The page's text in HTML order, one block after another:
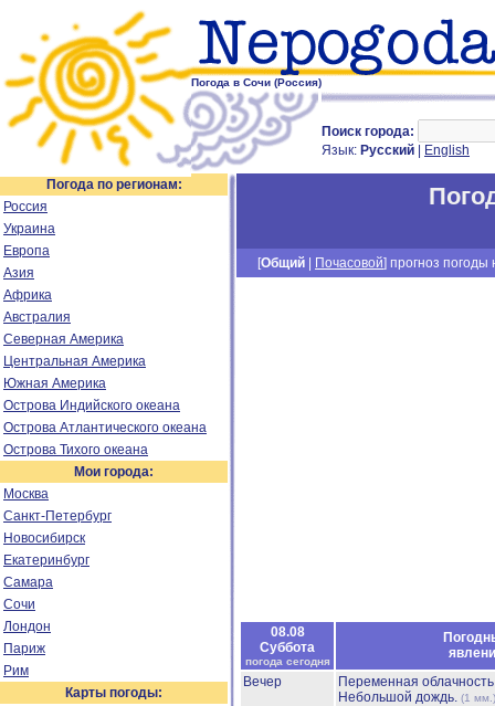
Погода в Сочи (Россия)
Поиск города:
Язык: Русский English
Погода по регионам:
Россия
Украина
Европа
Азия
Африка
Австралия
Северная Америка
Центральная Америка
Южная Америка
Острова Индийского океана
Острова Атлантического океана
Острова Тихого океана
Мои города:
Москва
Санкт-Петербург
Новосибирск
Екатеринбург
Самара
Сочи
Лондон
Париж
Рим
Карты погоды:
[Общий Почасовой] прогноз погоды
08.08
Суббота
погода сегодня
Вечер
Переменная
Небольшой дождь. (1 мм.)